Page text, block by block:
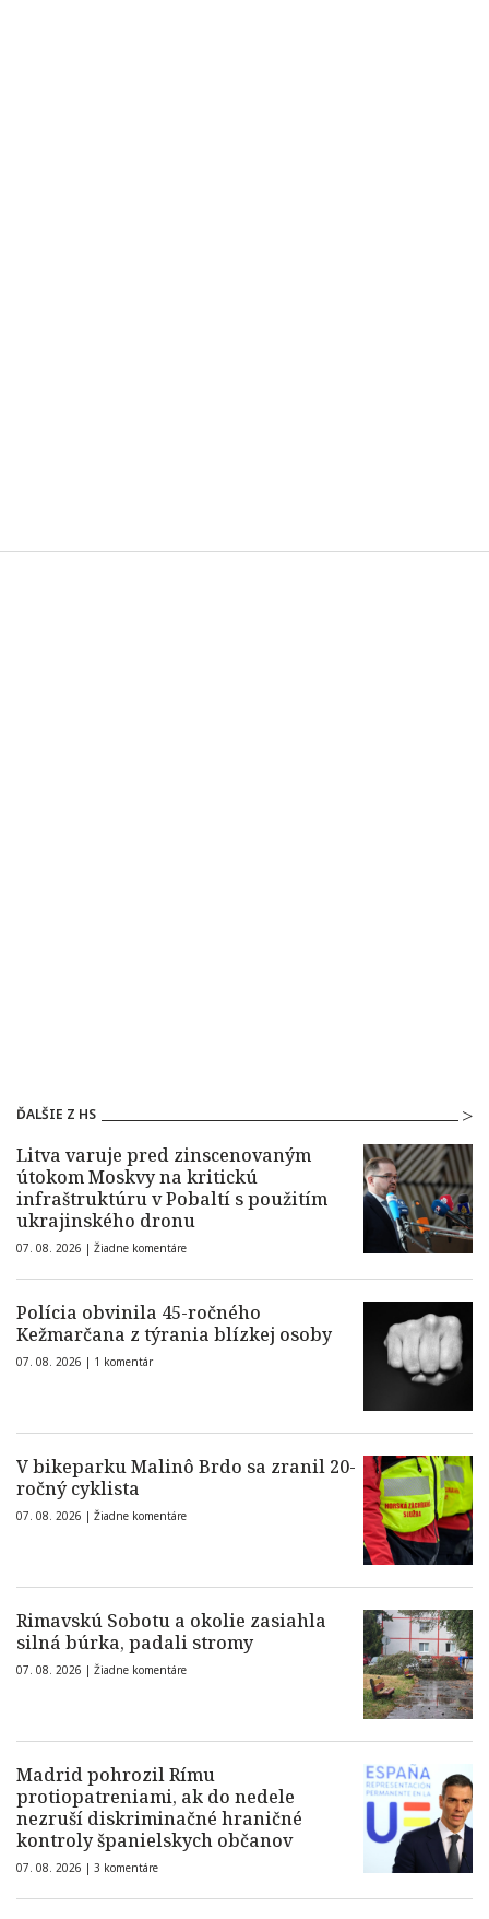
ĎALŠIE Z HS
Litva varuje pred zinscenovaným
útokom Moskvy na kritickú
infraštruktúru v Pobaltí s použitím
ukrajinského dronu
07. 08. 2026 | Žiadne komentáre
Polícia obvinila 45-ročného
Kežmarčana z týrania blízkej osoby
07. 08. 2026 | 1 komentár
V bikeparku Malinô Brdo sa zranil 20-
ročný cyklista
07. 08. 2026 | Žiadne komentáre
Rimavskú Sobotu a okolie zasiahla
silná búrka, padali stromy
07. 08. 2026 | Žiadne komentáre
Madrid pohrozil Rímu
protiopatreniami, ak do nedele
nezruší diskriminačné hraničné
kontroly španielskych občanov
07. 08. 2026 | 3 komentáre